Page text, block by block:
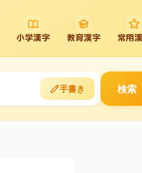
小学漢字 教育漢字 常用
手書き 検索